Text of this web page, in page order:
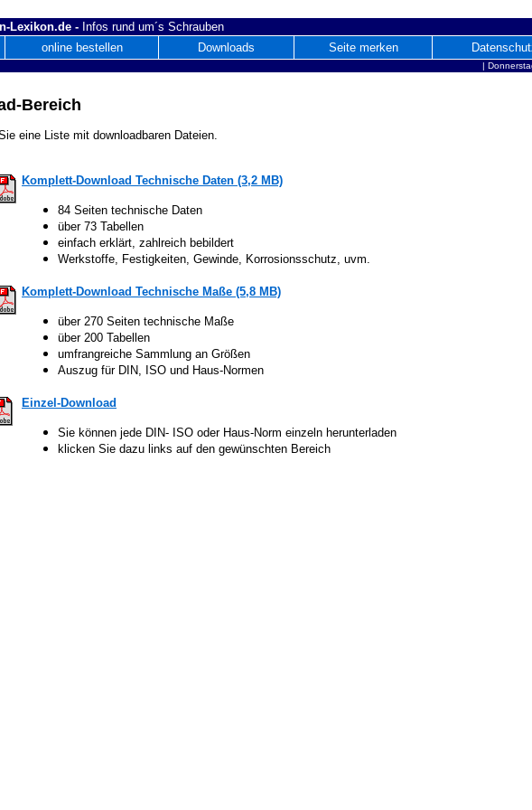
Lexikon.de - Infos rund um´s Schrauben
online bestellen Downloads Seite merken
|
Bereich
eine Liste mit downloadbaren Dateien.
Komplett-Download Technische Daten (3,2 MB)
84 Seiten technische Daten
über 73 Tabellen
einfach erklärt, zahlreich bebildert
Werkstoffe, Festigkeiten, Gewinde, Korrosionsschutz, uvm.
Komplett-Download Technische Maße (5,8 MB)
über 270 Seiten technische Maße
über 200 Tabellen
umfrangreiche Sammlung an Größen
Auszug für DIN, ISO und Haus-Normen
Einzel-Download
Sie können jede DIN- ISO oder Haus-Norm einzeln herunterladen
klicken Sie dazu links auf den gewünschten Bereich